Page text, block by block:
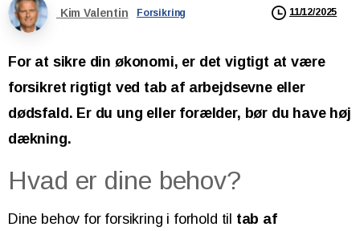
Kim Valentin Forsikring 11/12/2025
For at sikre din økonomi, er det vigtigt at være
forsikret rigtigt ved tab af arbejdsevne eller
dødsfald. Er du ung eller forælder, bør du have høj
dækning.
Hvad er dine behov?
Dine behov for forsikring i forhold til tab af